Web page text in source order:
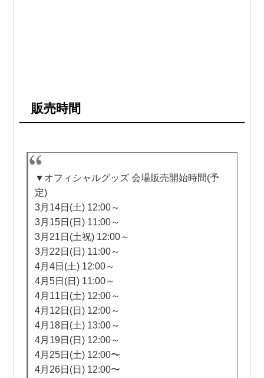
販売時間
▼オフィシャルグッズ 会場販売開始時間(予
定)
3月14日(土) 12:00～
3月15日(日) 11:00～
3月21日(土祝) 12:00～
3月22日(日) 11:00～
4月4日(土) 12:00～
4月5日(日) 11:00～
4月11日(土) 12:00～
4月12日(日) 12:00～
4月18日(土) 13:00～
4月19日(日) 12:00～
4月25日(土) 12:00〜
4月26日(日) 12:00〜